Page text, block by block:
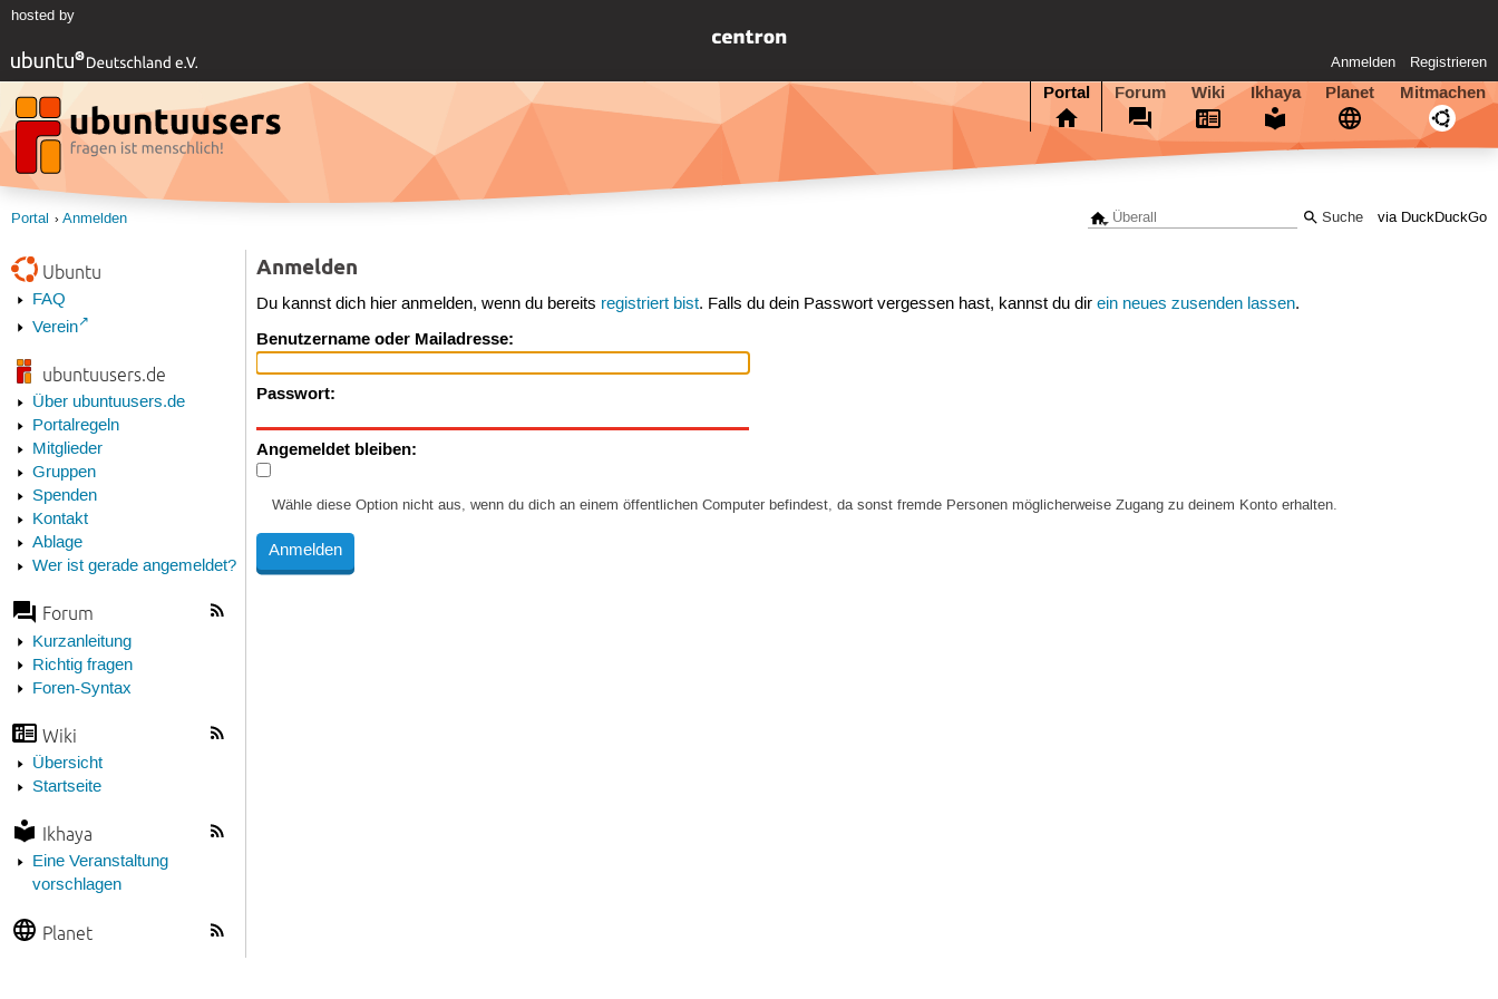
hosted by
Anmelden Registrieren
Portal Forum Wiki Ikhaya Planet Mitmachen
via DuckDuckGo
Portal Anmelden
Ubuntu
FAQ
Verein
ubuntuusers.de
Über ubuntuusers.de
Portalregeln
Mitglieder
Gruppen
Spenden
Kontakt
Ablage
Wer ist gerade angemeldet?
Forum
Kurzanleitung
Richtig fragen
Foren-Syntax
Wiki
Übersicht
Startseite
Ikhaya
Eine Veranstaltung
vorschlagen
Planet
Anmelden
Du kannst dich hier anmelden, wenn du bereits registriert bist. Falls du dein Passwort vergessen hast, kannst du direin neues zusenden lassen.
Benutzername oder Mailadresse:
Passwort:
Angemeldet bleiben:
Wähle diese Option nicht aus, wenn du dich an einem öffentlichen Computer befindest, da sonst fremde Personen möglicherweise Zugang zu deinem Konto erhalten.